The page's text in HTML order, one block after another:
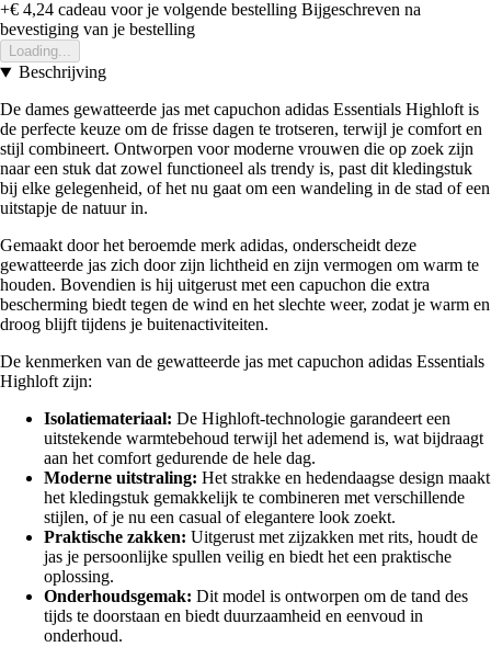
+€ 4,24 cadeau voor je volgende bestelling Bijgeschreven na
bevestiging van je bestelling
Loading...
Beschrijving
De dames gewatteerde jas met capuchon adidas Essentials Highloft is
de perfecte keuze om de frisse dagen te trotseren, terwijl je comfort en
stijl combineert. Ontworpen voor moderne vrouwen die op zoek zijn
naar een stuk dat zowel functioneel als trendy is, past dit kledingstuk
bij elke gelegenheid, of het nu gaat om een wandeling in de stad of een
uitstapje de natuur in.
Gemaakt door het beroemde merk adidas, onderscheidt deze
gewatteerde jas zich door zijn lichtheid en zijn vermogen om warm te
houden. Bovendien is hij uitgerust met een capuchon die extra
bescherming biedt tegen de wind en het slechte weer, zodat je warm en
droog blijft tijdens je buitenactiviteiten.
De kenmerken van de gewatteerde jas met capuchon adidas Essentials
Highloft zijn:
Isolatiemateriaal: De Highloft-technologie garandeert een
uitstekende warmtebehoud terwijl het ademend is, wat bijdraagt
aan het comfort gedurende de hele dag.
Moderne uitstraling: Het strakke en hedendaagse design maakt
het kledingstuk gemakkelijk te combineren met verschillende
stijlen, of je nu een casual of elegantere look zoekt.
Praktische zakken: Uitgerust met zijzakken met rits, houdt de
jas je persoonlijke spullen veilig en biedt het een praktische
oplossing.
Onderhoudsgemak: Dit model is ontworpen om de tand des
tijds te doorstaan en biedt duurzaamheid en eenvoud in
onderhoud.